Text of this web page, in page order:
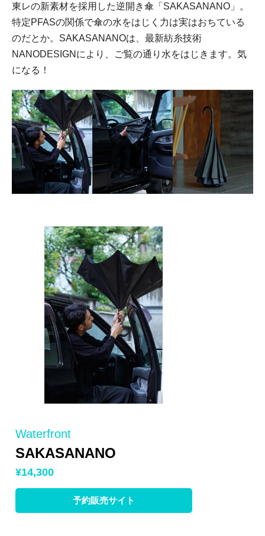
東レの新素材を採用した逆開き傘「SAKASANANO」。
特定PFASの関係で傘の水をはじく力は実はおちている
のだとか。SAKASANANOは、最新紡糸技術
NANODESIGNにより、ご覧の通り水をはじきます。気
になる！
Waterfront
SAKASANANO
¥14,300
予約販売サイト